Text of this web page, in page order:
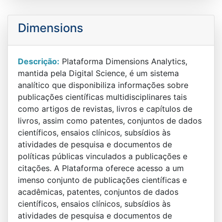
Dimensions
Descrição: Plataforma Dimensions Analytics,
mantida pela Digital Science, é um sistema
analítico que disponibiliza informações sobre
publicações científicas multidisciplinares tais
como artigos de revistas, livros e capítulos de
livros, assim como patentes, conjuntos de dados
científicos, ensaios clínicos, subsídios às
atividades de pesquisa e documentos de
políticas públicas vinculados a publicações e
citações. A Plataforma oferece acesso a um
imenso conjunto de publicações científicas e
acadêmicas, patentes, conjuntos de dados
científicos, ensaios clínicos, subsídios às
atividades de pesquisa e documentos de